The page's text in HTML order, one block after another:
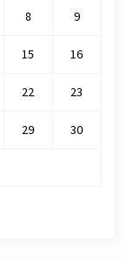
8 9
15 16
22 23
29 30